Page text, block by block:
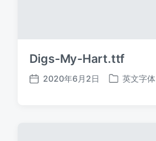
Digs-My-Hart.ttf
发
2020年6月2日
发
英文字体